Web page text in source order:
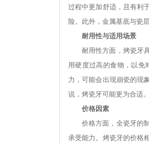
过程中更加舒适，且有利
险。此外，金属基底与瓷
耐用性与适用场景
耐用性方面，烤瓷牙
用硬度过高的食物，以免
力，可能会出现崩瓷的现
说，烤瓷牙可能更为合适。
价格因素
价格方面，全瓷牙的
承受能力。烤瓷牙的价格